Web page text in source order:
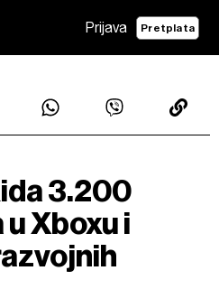
Prijava Pretplata
3.200
Xboxu i